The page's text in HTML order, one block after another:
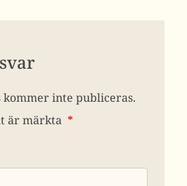
kommer inte publiceras.
är märkta *